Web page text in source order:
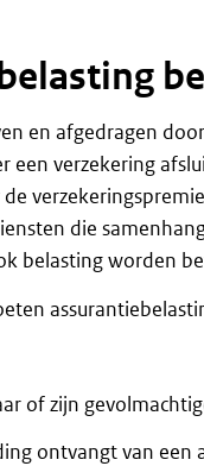
en afgedragen
een verzekering
die
belasting worden
of zijn
ontvangt van een